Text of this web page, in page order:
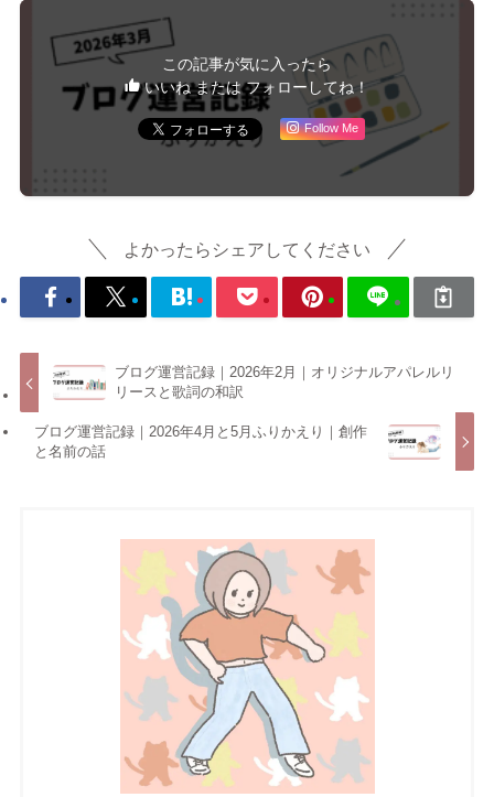
この記事が気に入ったら
いいね または フォローしてね！
Follow Me
よかったらシェアしてください
ブログ運営記録｜2026年2月｜オリジナルアパレルリ
リースと歌詞の和訳
ブログ運営記録｜2026年4月と5月ふりかえり｜創作
と名前の話